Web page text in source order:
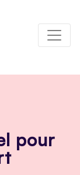
pour